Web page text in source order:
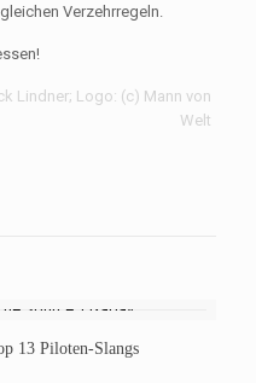
Verzehrregeln.
Lindner; Logo: (c) Mann von
Welt
13 Piloten-Slangs